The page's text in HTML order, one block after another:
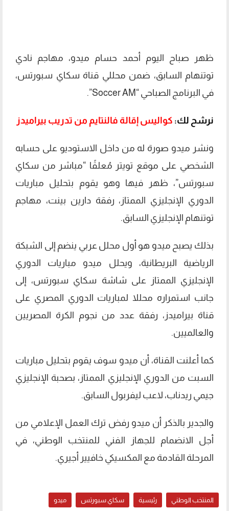
ظهر صباح اليوم أحمد حسام ميدو، مهاجم نادي
توتنهام السابق، ضمن محللي قناة سكاي سبورتس،
في البرنامج الصباحي “Soccer AM”.
نرشح لك: كواليس إقالة فالنتايم من تدريب بيراميدز
ونشر ميدو صورة له من داخل الاستوديو على حسابه
الشخصي على موقع تويتر مُعلقًا “مباشر من سكاي
سبورتس”، ظهر فيها وهو يقوم بتحليل مباريات
الدوري الإنجليزي الممتاز، رفقة دارين بينت، مهاجم
توتنهام الإنجليزي السابق.
بذلك يصبح ميدو هو أول محلل عربي ينضم إلى الشبكة
الرياضية البريطانية، ويحلل ميدو مباريات الدوري
الإنجليزي الممتاز على شاشة سكاي سبورتس، إلى
جانب استمراره محللا لمباريات الدوري المصري على
قناة بيراميدز، رفقة عدد من نجوم الكرة المصريين
والعالميين.
كما أعلنت القناة، أن ميدو سوف يقوم بتحليل مباريات
السبت من الدوري الإنجليزي الممتاز، بصحبة الإنجليزي
جيمي ريدناب، لاعب ليفربول السابق.
والجدير بالذكر أن ميدو رفض ترك العمل الإعلامي من
أجل الانضمام للجهاز الفني للمنتخب الوطني، في
المرحلة القادمة مع المكسيكي خافيير أجيري.
المنتخب الوطني رئيسية سكاي سبورتس ميدو